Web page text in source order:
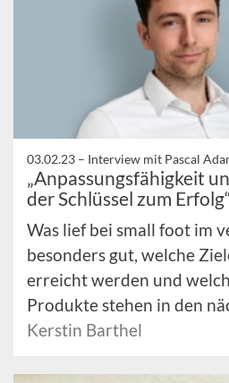
03.02.23 – Interview mit Pascal
„Anpassungsfähigkeit
der Schlüssel zum
Was lief bei small foot im
besonders gut, welche
erreicht werden und
Produkte stehen in den
Kerstin Barthel